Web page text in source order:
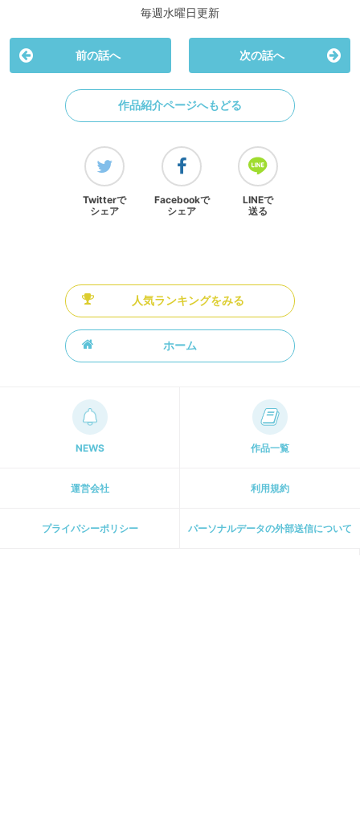
毎週水曜日更新
前の話へ 次の話へ
作品紹介ページへもどる
Twitterで
シェア
Facebookで
シェア
LINEで
送る
人気ランキングをみる
ホーム
NEWS 作品一覧
運営会社 利用規約
プライパシーポリシー パーソナルデータの外部送信について